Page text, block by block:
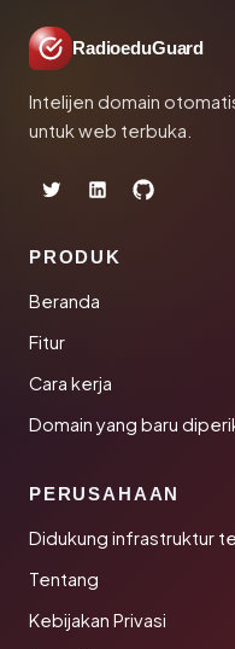
RadioeduGuard
Intelijen domain
untuk web terbuka.
PRODUK
Beranda
Fitur
Cara kerja
Domain yang baru
PERUSAHAAN
Didukung infrastruktur
Tentang
Kebijakan Privasi